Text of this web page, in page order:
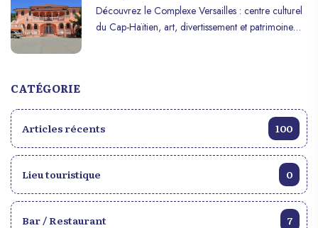
Découvrez le Complexe Versailles : centre culturel
du Cap-Haïtien, art, divertissement et patrimoine
CATÉGORIE
Articles récents 100
Lieu touristique 0
Bar / Restaurant 7